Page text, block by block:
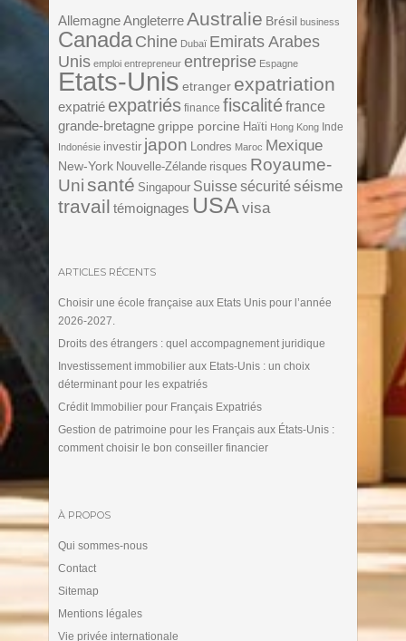
Allemagne AngleterreAustralie Brésil business
Canada Chine Dubaï Emirats Arabes
Unis emploi entrepreneur entreprise Espagne
Etats-Unis etranger expatriation
expatrié expatriés finance fiscalitéfrance
grande-bretagne grippe porcine Haïti Hong Kong Inde
Indonésie investir japon Londres Maroc Mexique
New-York Nouvelle-Zélande risques Royaume-
Unisanté Singapour Suisse sécurité séisme
travail témoignages USA visa
ARTICLES RÉCENTS
Choisir une école française aux Etats Unis pour l’année
2026-2027.
Droits des étrangers : quel accompagnement juridique
Investissement immobilier aux Etats-Unis : un choix
déterminant pour les expatriés
Crédit Immobilier pour Français Expatriés
Gestion de patrimoine pour les Français aux États-Unis :
comment choisir le bon conseiller financier
À PROPOS
Qui sommes-nous
Contact
Sitemap
Mentions légales
Vie privée internationale